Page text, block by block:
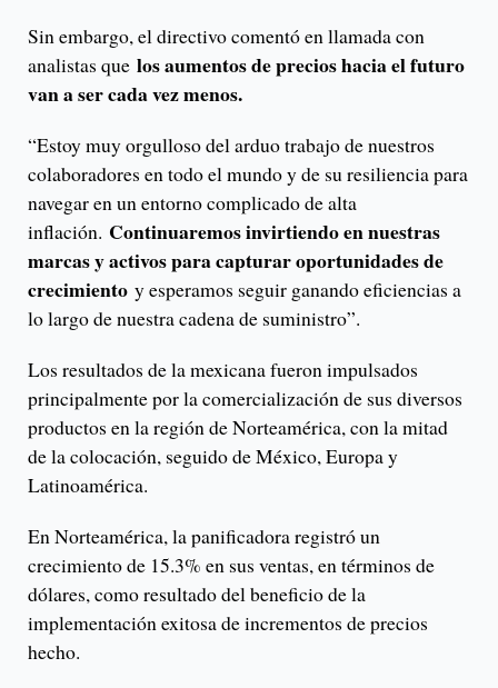
Sin embargo, el directivo comentó en llamada con
analistas que los aumentos de precios hacia el futuro
van a ser cada vez menos.
“Estoy muy orgulloso del arduo trabajo de nuestros
colaboradores en todo el mundo y de su resiliencia para
navegar en un entorno complicado de alta
inflación. Continuaremos invirtiendo en nuestras
marcas y activos para capturar oportunidades de
crecimiento y esperamos seguir ganando eficiencias a
lo largo de nuestra cadena de suministro”.
Los resultados de la mexicana fueron impulsados
principalmente por la comercialización de sus diversos
productos en la región de Norteamérica, con la mitad
de la colocación, seguido de México, Europa y
Latinoamérica.
En Norteamérica, la panificadora registró un
crecimiento de 15.3% en sus ventas, en términos de
dólares, como resultado del beneficio de la
implementación exitosa de incrementos de precios
hecho.